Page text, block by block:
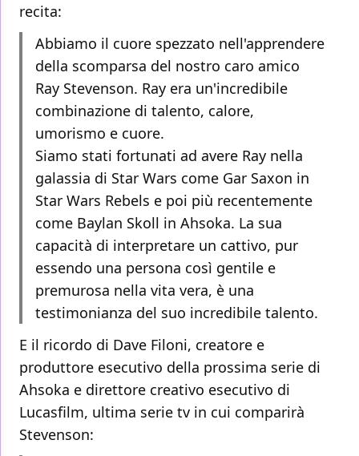
recita:
Abbiamo il cuore spezzato nell'apprendere
della scomparsa del nostro caro amico
Ray Stevenson. Ray era un'incredibile
combinazione di talento, calore,
umorismo e cuore.
Siamo stati fortunati ad avere Ray nella
galassia di Star Wars come Gar Saxon in
Star Wars Rebels e poi più recentemente
come Baylan Skoll in Ahsoka. La sua
capacità di interpretare un cattivo, pur
essendo una persona così gentile e
premurosa nella vita vera, è una
testimonianza del suo incredibile talento.
E il ricordo di Dave Filoni, creatore e
produttore esecutivo della prossima serie di
Ahsoka e direttore creativo esecutivo di
Lucasfilm, ultima serie tv in cui comparirà
Stevenson: